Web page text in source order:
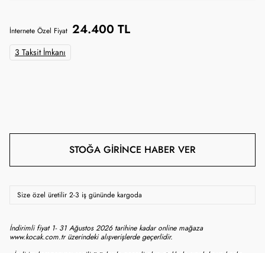
İnternete Özel Fiyat 24.400 TL
3 Taksit İmkanı
STOĞA GIRINCE HABER VER
Size özel üretilir 2-3 iş gününde kargoda
İndirimli fiyat 1- 31 Ağustos 2026 tarihine kadar online mağaza
www.kocak.com.tr üzerindeki alışverişlerde geçerlidir.